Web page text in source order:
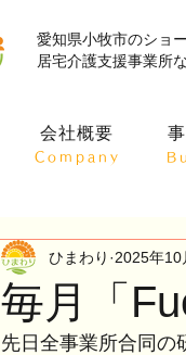
愛知県小牧市のショ
居宅介護支援事業所
会社概要
Company
毎月「
ひまわり 2025年10
先日全事業所合同の